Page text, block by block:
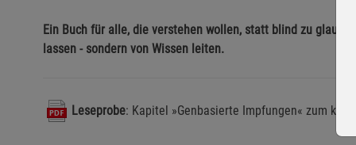
Ein Buch für alle, die verstehen wollen, statt blind zu
lassen - sondern von Wissen leiten.
Leseprobe: Kapitel »Genbasierte Impfungen« zum